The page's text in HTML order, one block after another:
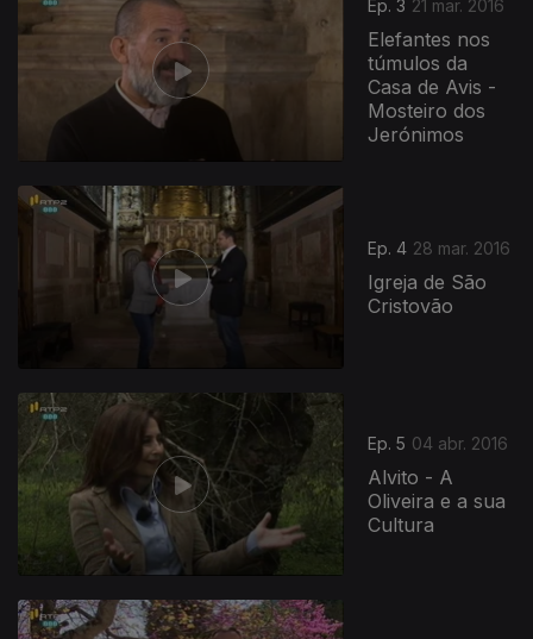
Ep. 3 21 mar. 2016
Elefantes nos
túmulos da
Casa de Avis -
Mosteiro dos
Jerónimos
Ep. 4 28 mar. 2016
Igreja de São
Cristovão
Ep. 5 04 abr. 2016
Alvito - A
Oliveira e a sua
Cultura